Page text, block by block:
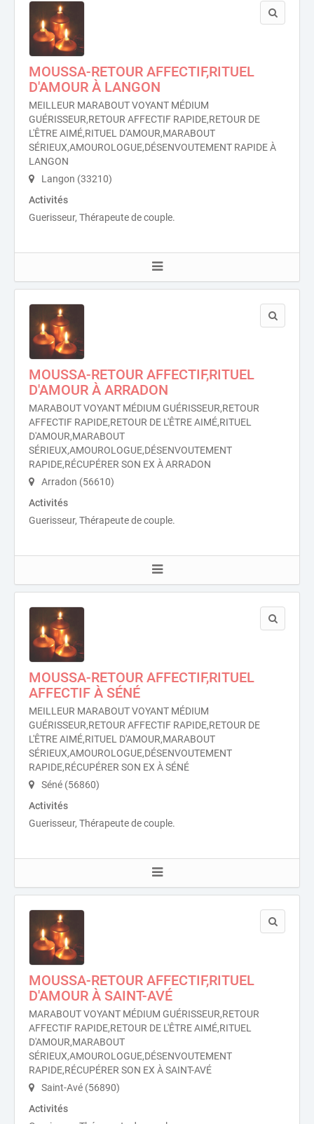
MOUSSA-RETOUR AFFECTIF,RITUEL
D'AMOUR À LANGON
MEILLEUR MARABOUT VOYANT MÉDIUM
GUÉRISSEUR,RETOUR AFFECTIF RAPIDE,RETOUR DE
L'ÊTRE AIMÉ,RITUEL D'AMOUR,MARABOUT
SÉRIEUX,AMOUROLOGUE,DÉSENVOUTEMENT RAPIDE À
LANGON
Langon (33210)
Activités
Guerisseur, Thérapeute de couple.
MOUSSA-RETOUR AFFECTIF,RITUEL
D'AMOUR À ARRADON
MARABOUT VOYANT MÉDIUM GUÉRISSEUR,RETOUR
AFFECTIF RAPIDE,RETOUR DE L'ÊTRE AIMÉ,RITUEL
D'AMOUR,MARABOUT
SÉRIEUX,AMOUROLOGUE,DÉSENVOUTEMENT
RAPIDE,RÉCUPÉRER SON EX À ARRADON
Arradon (56610)
Activités
Guerisseur, Thérapeute de couple.
MOUSSA-RETOUR AFFECTIF,RITUEL
AFFECTIF À SÉNÉ
MEILLEUR MARABOUT VOYANT MÉDIUM
GUÉRISSEUR,RETOUR AFFECTIF RAPIDE,RETOUR DE
L'ÊTRE AIMÉ,RITUEL D'AMOUR,MARABOUT
SÉRIEUX,AMOUROLOGUE,DÉSENVOUTEMENT
RAPIDE,RÉCUPÉRER SON EX À SÉNÉ
Séné (56860)
Activités
Guerisseur, Thérapeute de couple.
MOUSSA-RETOUR AFFECTIF,RITUEL
D'AMOUR À SAINT-AVÉ
MARABOUT VOYANT MÉDIUM GUÉRISSEUR,RETOUR
AFFECTIF RAPIDE,RETOUR DE L'ÊTRE AIMÉ,RITUEL
D'AMOUR,MARABOUT
SÉRIEUX,AMOUROLOGUE,DÉSENVOUTEMENT
RAPIDE,RÉCUPÉRER SON EX À SAINT-AVÉ
Saint-Avé (56890)
Activités